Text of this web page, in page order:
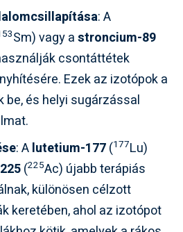
: A
Sm) vagy astroncium-89
csontáttétek
Ezek az izotópok a
be, és helyi sugárzással
: Alutetium-177(177Lu)
(225Ac) újabb terápiás
különösen célzott
keretében, ahol az izotópot